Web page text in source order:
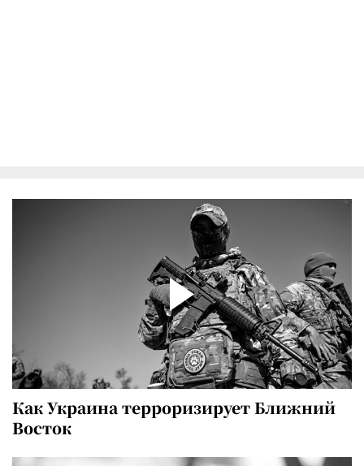
Как Украина терроризирует Ближний
Восток